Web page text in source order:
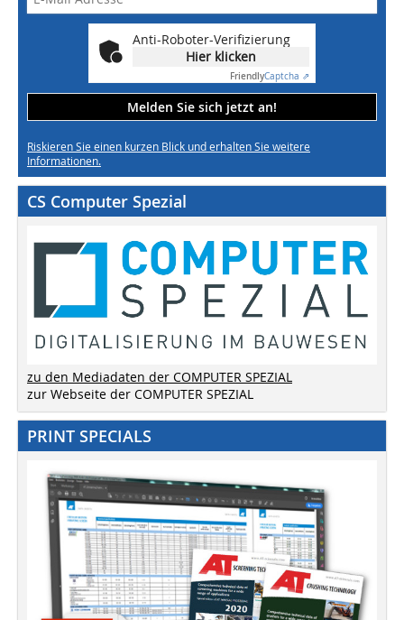
Anti-Roboter-Verifizierung
Hier klicken
FriendlyCaptcha ⇗
Melden Sie sich jetzt an!
Riskieren Sie einen kurzen Blick und erhalten Sie weitere
Informationen.
CS Computer Spezial
zu den Mediadaten der COMPUTER SPEZIAL
zur Webseite der COMPUTER SPEZIAL
PRINT SPECIALS